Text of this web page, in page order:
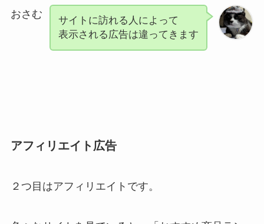
おさむ
サイトに訪れる人によって
表示される広告は違ってきます
アフィリエイト広告
２つ目はアフィリエイトです。